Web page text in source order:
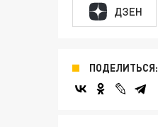
ДЗЕН
ПОДЕЛИТЬСЯ: